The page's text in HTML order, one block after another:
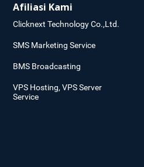
Afiliasi Kami
Clicknext Technology Co.,Ltd.
SMS Marketing Service
BMS Broadcasting
VPS Hosting, VPS Server
Service